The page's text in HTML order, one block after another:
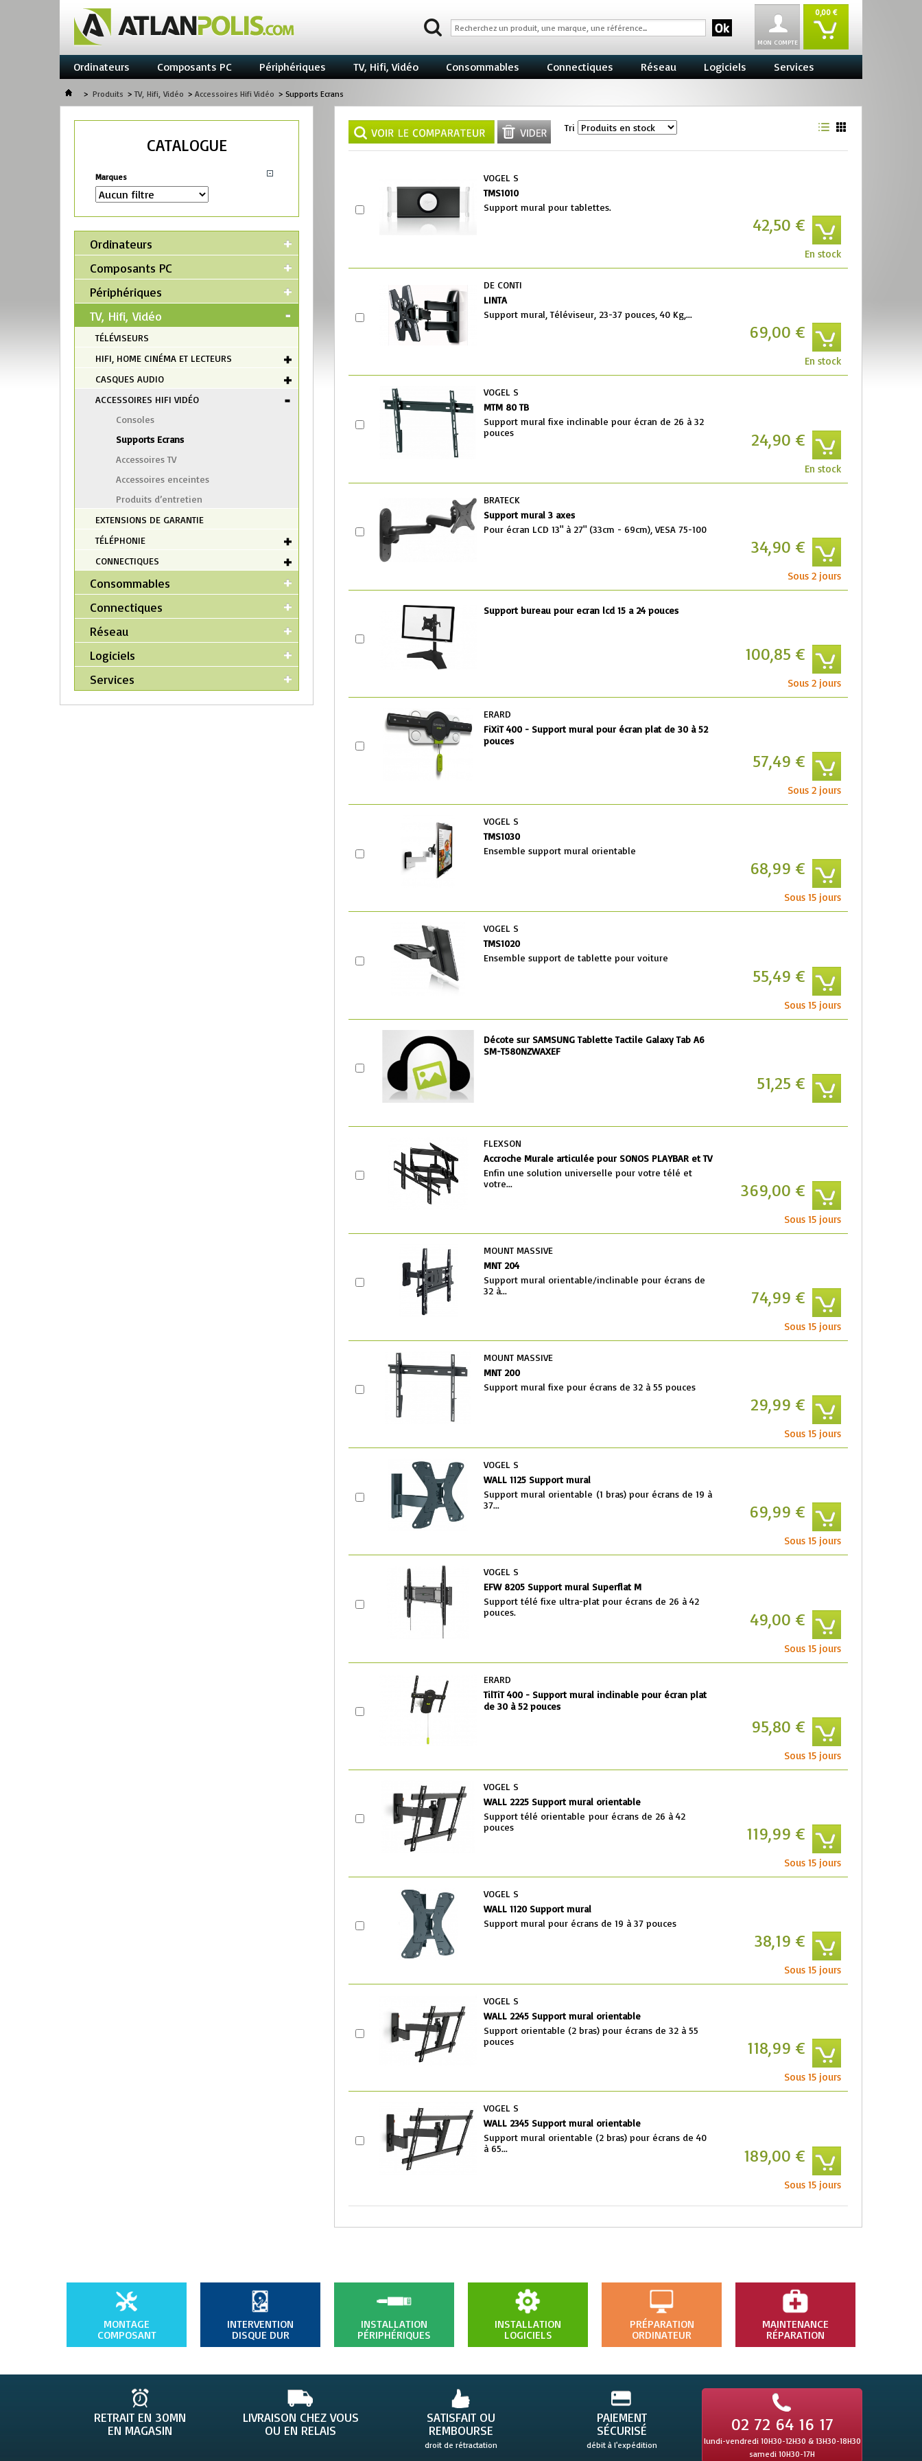
0,00 €
MON COMPTE
Ordinateurs Composants PC Périphériques TV, Hifi, Vidéo Consommables Connectiques Réseau Logiciels Services
> Produits > TV, Hifi, Vidéo > Accessoires Hifi Vidéo > Supports Ecrans
CATALOGUE
Marques
Ordinateurs
Composants PC
Périphériques
TV, Hifi, Vidéo
TÉLÉVISEURS
HIFI, HOME CINÉMA ET LECTEURS
CASQUES AUDIO
ACCESSOIRES HIFI VIDÉO
Consoles
Supports Ecrans
Accessoires TV
Accessoires enceintes
Produits d’entretien
EXTENSIONS DE GARANTIE
TÉLÉPHONIE
CONNECTIQUES
Consommables
Connectiques
Réseau
Logiciels
Services
Tri
En stock
VOGEL S
TMS1010
Support mural pour tablettes.
42,50 €
En stock
DE CONTI
LINTA
Support mural, Téléviseur, 23-37 pouces, 40 Kg,...
69,00 €
En stock
VOGEL S
MTM 80 TB
Support mural fixe inclinable pour écran de 26 à 32
pouces
24,90 €
Sous 2 jours
BRATECK
Support mural 3 axes
Pour écran LCD 13" à 27" (33cm - 69cm), VESA 75-100
34,90 €
Sous 2 jours
Support bureau pour ecran lcd 15 a 24 pouces
100,85 €
Sous 2 jours
ERARD
FiXiT 400 - Support mural pour écran plat de 30 à 52
pouces
57,49 €
Sous 15 jours
VOGEL S
TMS1030
Ensemble support mural orientable
68,99 €
Sous 15 jours
VOGEL S
TMS1020
Ensemble support de tablette pour voiture
55,49 €
Décote sur SAMSUNG Tablette Tactile Galaxy Tab A6
SM-T580NZWAXEF
51,25 €
Sous 15 jours
FLEXSON
Accroche Murale articulée pour SONOS PLAYBAR et TV
Enfin une solution universelle pour votre télé et
votre...
369,00 €
Sous 15 jours
MOUNT MASSIVE
MNT 204
Support mural orientable/inclinable pour écrans de
32 à...
74,99 €
Sous 15 jours
MOUNT MASSIVE
MNT 200
Support mural fixe pour écrans de 32 à 55 pouces
29,99 €
Sous 15 jours
VOGEL S
WALL 1125 Support mural
Support mural orientable (1 bras) pour écrans de 19 à
37...
69,99 €
Sous 15 jours
VOGEL S
EFW 8205 Support mural Superflat M
Support télé fixe ultra-plat pour écrans de 26 à 42
pouces.
49,00 €
Sous 15 jours
ERARD
TilTiT 400 - Support mural inclinable pour écran plat
de 30 à 52 pouces
95,80 €
Sous 15 jours
VOGEL S
WALL 2225 Support mural orientable
Support télé orientable pour écrans de 26 à 42
pouces
119,99 €
Sous 15 jours
VOGEL S
WALL 1120 Support mural
Support mural pour écrans de 19 à 37 pouces
38,19 €
Sous 15 jours
VOGEL S
WALL 2245 Support mural orientable
Support orientable (2 bras) pour écrans de 32 à 55
pouces
118,99 €
Sous 15 jours
VOGEL S
WALL 2345 Support mural orientable
Support mural orientable (2 bras) pour écrans de 40
à 65...
189,00 €
MONTAGE
COMPOSANT
INTERVENTION
DISQUE DUR
INSTALLATION
PÉRIPHÉRIQUES
INSTALLATION
LOGICIELS
PRÉPARATION
ORDINATEUR
MAINTENANCE
RÉPARATION
RETRAIT EN 30MN
EN MAGASIN
LIVRAISON CHEZ VOUS
OU EN RELAIS
SATISFAIT OU
REMBOURSE
droit de rétractation
PAIEMENT
SÉCURISÉ
débit à l'expédition
02 72 64 16 17
lundi-vendredi 10H30-12H30 & 13H30-18H30
samedi 10H30-17H